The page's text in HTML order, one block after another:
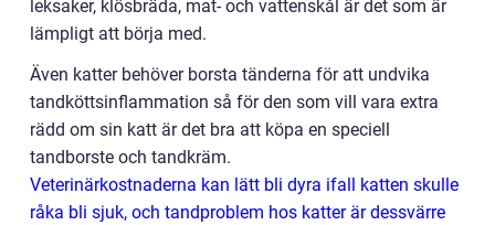
leksaker, klösbräda, mat- och vattenskål är det som är
lämpligt att börja med.
Även katter behöver borsta tänderna för att undvika
tandköttsinflammation så för den som vill vara extra
rädd om sin katt är det bra att köpa en speciell
tandborste och tandkräm.
Veterinärkostnaderna kan lätt bli dyra ifall katten skulle
råka bli sjuk, och tandproblem hos katter är dessvärre